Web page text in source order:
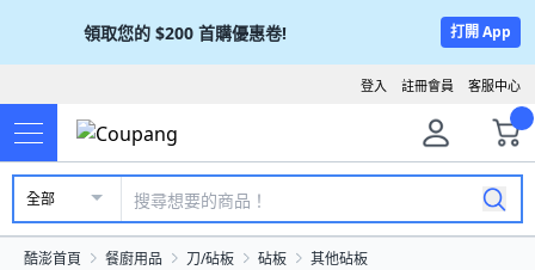
領取您的 $200 首購優惠卷! 打開 App
客服中心
註冊會員
登入
全部
酷澎首頁 餐廚用品 刀/砧板 砧板 其他砧板